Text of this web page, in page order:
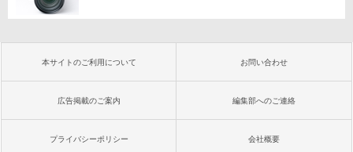
本サイトのご利用について お問い合わせ
広告掲載のご案内 編集部へのご連絡
プライバシーポリシー 会社概要